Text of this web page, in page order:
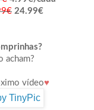
24.99€
acham?
vídeo♥